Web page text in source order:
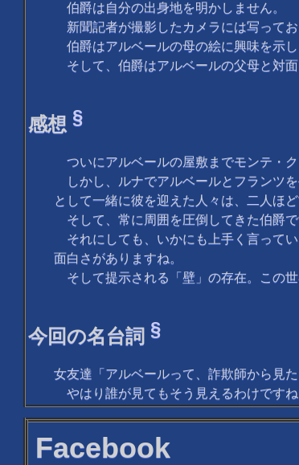
伯爵は自分の出身地を明かしません。
新聞記者が撮影したカメラには写って
伯爵はアルベールの母の絵に興味を示し
そして、伯爵はアルベールの父母と対面
感想§
ついにアルベールの屋敷までモンテ・ク
しかし、ルナでアルベールとフランツ
として一緒に彼を迎えた人々は、二人ほ
そして、常に周囲を圧倒してきた伯爵
それにしても、いかにも上手く言って
面白さがありますね。
そして提示される「壁」の存在。この
今回の名台詞§
女友達「アルベールって、詐欺師から見
やはり誰が見てもそう見えるわけですね
Facebook